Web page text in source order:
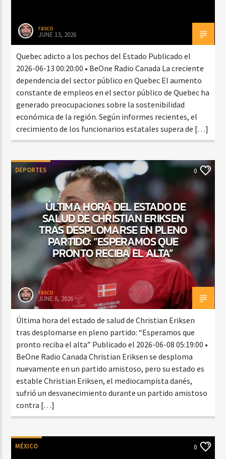
rasco
JUNE 13, 2026
Quebec adicto a los pechos del Estado Publicado el
2026-06-13 00:20:00 • BeOne Radio Canada La creciente
dependencia del sector público en Quebec El aumento
constante de empleos en el sector público de Quebec ha
generado preocupaciones sobre la sostenibilidad
económica de la región. Según informes recientes, el
crecimiento de los funcionarios estatales supera de […]
DEPORTES 0
ÚLTIMA HORA DEL ESTADO DE
SALUD DE CHRISTIAN ERIKSEN
TRAS DESPLOMARSE EN PLENO
PARTIDO: “ESPERAMOS QUE
PRONTO RECIBA EL ALTA”
rasco
JUNE 8, 2026
Última hora del estado de salud de Christian Eriksen
tras desplomarse en pleno partido: “Esperamos que
pronto reciba el alta” Publicado el 2026-06-08 05:19:00 •
BeOne Radio Canada Christian Eriksen se desploma
nuevamente en un partido amistoso, pero su estado es
estable Christian Eriksen, el mediocampista danés,
sufrió un desvanecimiento durante un partido amistoso
contra […]
MÉXICO 0